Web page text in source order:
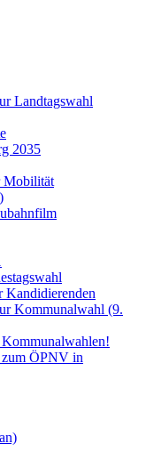
Landtagswahl
2035
Mobilität
Kandidierenden
Kommunalwahl (9.
ÖPNV in